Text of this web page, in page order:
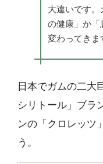
大違いです
の健康」か「
変わってきま
日本でガムの二大
シリトール」ブラ
ンの「クロレッツ
う。